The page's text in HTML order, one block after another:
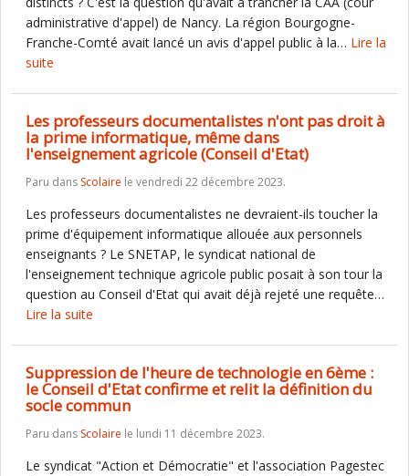
administrative d'appel) de Nancy. La région Bourgogne-
Franche-Comté avait lancé un avis d'appel public à la… Lire la
suite
Les professeurs documentalistes n'ont pas droit à
la prime informatique, même dans
l'enseignement agricole (Conseil d'Etat)
Paru dans Scolaire le vendredi 22 décembre 2023.
Les professeurs documentalistes ne devraient-ils toucher la
prime d'équipement informatique allouée aux personnels
enseignants ? Le SNETAP, le syndicat national de
l'enseignement technique agricole public posait à son tour la
question au Conseil d'Etat qui avait déjà rejeté une requête…
Lire la suite
Suppression de l'heure de technologie en 6ème :
le Conseil d'Etat confirme et relit la définition du
socle commun
Paru dans Scolaire le lundi 11 décembre 2023.
Le syndicat "Action et Démocratie" et l'association Pagestec